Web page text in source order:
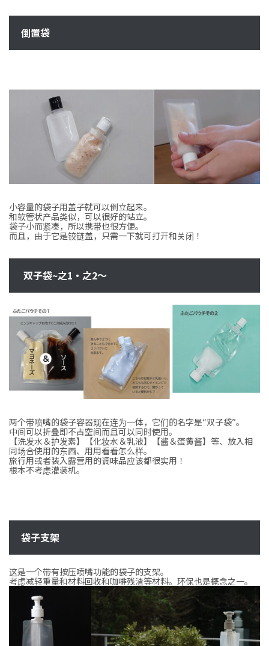
倒置袋
小容量的袋子用盖子就可以倒立起来。
和软管状产品类似，可以很好的站立。
袋子小而紧凑，所以携带也很方便。
而且，由于它是铰链盖，只需一下就可打开和关闭！
双子袋~之1・之2～
两个带喷嘴的袋子容器现在连为一体，它们的名字是“双子袋”。
中间可以折叠即不占空间而且可以同时使用。
【洗发水＆护发素】【化妆水＆乳液】【酱＆蛋黄酱】等、放入相
同场合使用的东西、用用看看怎么样。
旅行用或者装入露营用的调味品应该都很实用！
根本不考虑灌装机。
袋子支架
这是一个带有按压喷嘴功能的袋子的支架。
考虑减轻重量和材料回收和咖啡残渣等材料。环保也是概念之一。